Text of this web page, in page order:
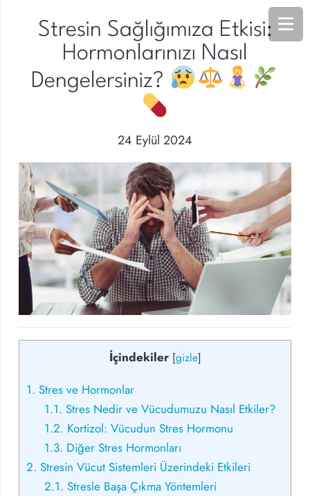
Stresin Sağlığımıza Etkisi:
Hormonlarınızı Nasıl
Dengelersiniz?
24 Eylül 2024
İçindekiler [gizle]
1. Stres ve Hormonlar
1.1. Stres Nedir ve Vücudumuzu Nasıl Etkiler?
1.2. Kortizol: Vücudun Stres Hormonu
1.3. Diğer Stres Hormonları
2. Stresin Vücut Sistemleri Üzerindeki Etkileri
2.1. Stresle Başa Çıkma Yöntemleri